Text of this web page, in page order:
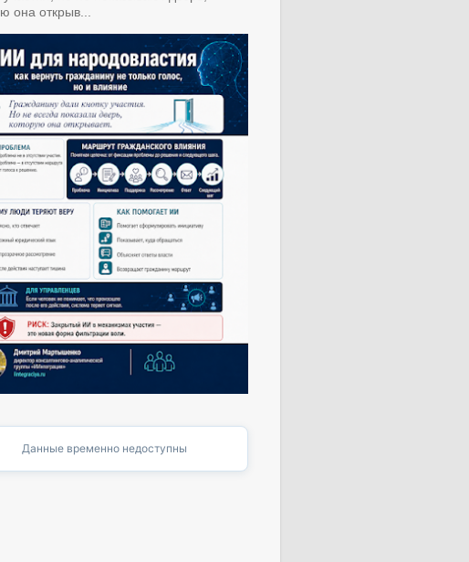
она открыв...
Данные временно недоступны